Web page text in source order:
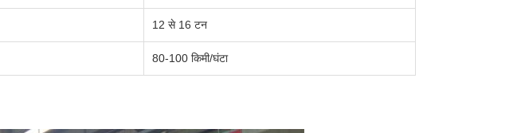
12 से 16 टन
80-100 किमी/घंटा